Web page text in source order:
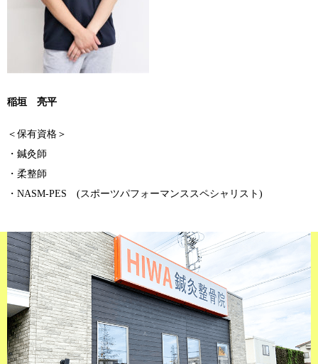
稲垣 亮平
＜保有資格＞
・鍼灸師
・柔整師
・NASM-PES (スポーツパフォーマンススペシャリスト)